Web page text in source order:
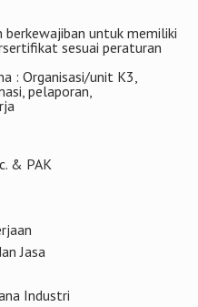
berkewajiban untuk memiliki
sesuai peraturan
: Organisasi/unit K3,
pelaporan,
& PAK
Jasa
Industri